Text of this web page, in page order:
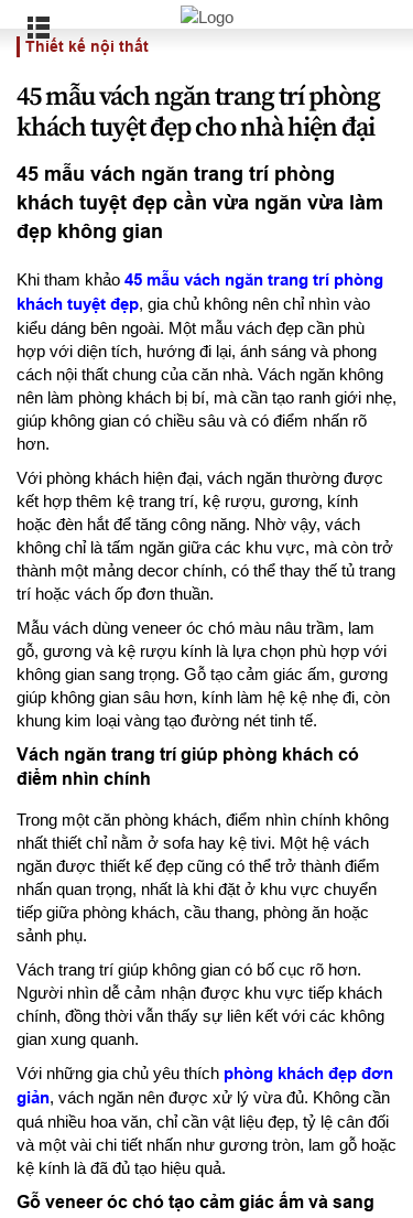
Thiết kế nội thất
45 mẫu vách ngăn trang trí phòng
khách tuyệt đẹp cho nhà hiện đại
45 mẫu vách ngăn trang trí phòng
khách tuyệt đẹp cần vừa ngăn vừa làm
đẹp không gian
Khi tham khảo 45 mẫu vách ngăn trang trí phòng
khách tuyệt đẹp, gia chủ không nên chỉ nhìn vào
kiểu dáng bên ngoài. Một mẫu vách đẹp cần phù
hợp với diện tích, hướng đi lại, ánh sáng và phong
cách nội thất chung của căn nhà. Vách ngăn không
nên làm phòng khách bị bí, mà cần tạo ranh giới nhẹ,
giúp không gian có chiều sâu và có điểm nhấn rõ
hơn.
Với phòng khách hiện đại, vách ngăn thường được
kết hợp thêm kệ trang trí, kệ rượu, gương, kính
hoặc đèn hắt để tăng công năng. Nhờ vậy, vách
không chỉ là tấm ngăn giữa các khu vực, mà còn trở
thành một mảng decor chính, có thể thay thế tủ trang
trí hoặc vách ốp đơn thuần.
Mẫu vách dùng veneer óc chó màu nâu trầm, lam
gỗ, gương và kệ rượu kính là lựa chọn phù hợp với
không gian sang trọng. Gỗ tạo cảm giác ấm, gương
giúp không gian sâu hơn, kính làm hệ kệ nhẹ đi, còn
khung kim loại vàng tạo đường nét tinh tế.
Vách ngăn trang trí giúp phòng khách có
điểm nhìn chính
Trong một căn phòng khách, điểm nhìn chính không
nhất thiết chỉ nằm ở sofa hay kệ tivi. Một hệ vách
ngăn được thiết kế đẹp cũng có thể trở thành điểm
nhấn quan trọng, nhất là khi đặt ở khu vực chuyển
tiếp giữa phòng khách, cầu thang, phòng ăn hoặc
sảnh phụ.
Vách trang trí giúp không gian có bố cục rõ hơn.
Người nhìn dễ cảm nhận được khu vực tiếp khách
chính, đồng thời vẫn thấy sự liên kết với các không
gian xung quanh.
Với những gia chủ yêu thích phòng khách đẹp đơn
giản, vách ngăn nên được xử lý vừa đủ. Không cần
quá nhiều hoa văn, chỉ cần vật liệu đẹp, tỷ lệ cân đối
và một vài chi tiết nhấn như gương tròn, lam gỗ hoặc
kệ kính là đã đủ tạo hiệu quả.
Gỗ veneer óc chó tạo cảm giác ấm và sang